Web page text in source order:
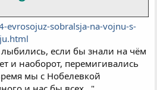
evrosojuz-sobralsja-na-vojnu-s-
если бы знали на чём
и наоборот, перемигивались
мы с Нобелевкой